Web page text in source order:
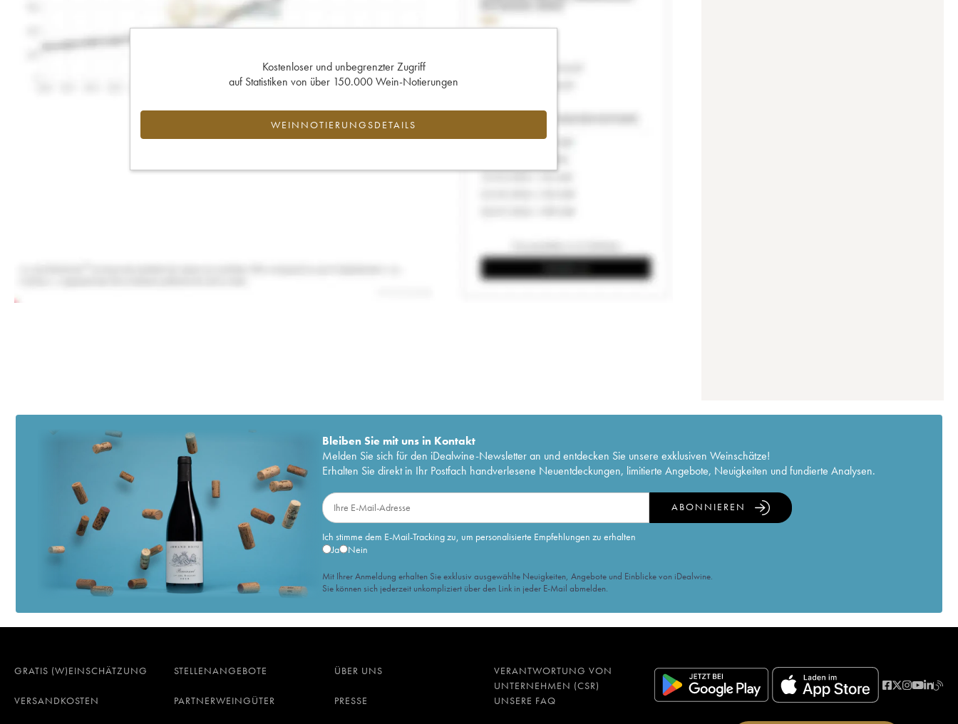
Kostenloser und unbegrenzter Zugriff
auf Statistiken von über 150.000 Wein-Notierungen
WEINNOTIERUNGSDETAILS
Bleiben Sie mit uns in Kontakt
Melden Sie sich für den iDealwine-Newsletter an und entdecken Sie unsere exklusiven Weinschätze!
Erhalten Sie direkt in Ihr Postfach handverlesene Neuentdeckungen, limitierte Angebote, Neuigkeiten und fundierte Analysen.
Ich stimme dem E-Mail-Tracking zu, um personalisierte Empfehlungen zu erhalten
Ja
Nein
ABONNIEREN
Mit Ihrer Anmeldung erhalten Sie exklusiv ausgewählte Neuigkeiten, Angebote und Einblicke von iDealwine.
Sie können sich jederzeit unkompliziert über den Link in jeder E-Mail abmelden.
GRATIS (W)EINSCHÄTZUNG STELLENANGEBOTE ÜBER UNS
VERANTWORTUNG VON
UNTERNEHMEN (CSR)
VERSANDKOSTEN
PARTNERWEINGÜTER PRESSE UNSERE FAQ